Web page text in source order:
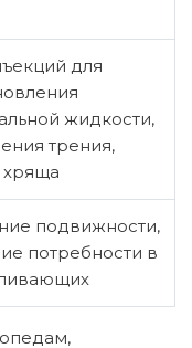
для
жидкости,
трения,
подвижности,
потребности в